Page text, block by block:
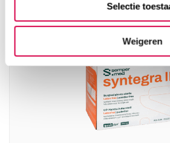
Selectie
Weigeren